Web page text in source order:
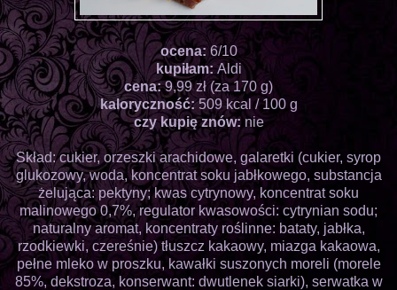
ocena: 6/10
kupiłam:Aldi
cena:9,99 zł (za 170 g)
kaloryczność:509 kcal / 100 g
czy kupię znów:nie
Skład: cukier, orzeszki arachidowe, galaretki (cukier, syrop
glukozowy, woda, koncentrat soku jabłkowego, substancja
żelująca: pektyny; kwas cytrynowy, koncentrat soku
malinowego 0,7%, regulator kwasowości: cytrynian sodu;
naturalny aromat, koncentraty roślinne: bataty, jabłka,
rzodkiewki, czereśnie) tłuszcz kakaowy, miazga kakaowa,
pełne mleko w proszku, kawałki suszonych moreli (morele
85%, dekstroza, konserwant: dwutlenek siarki), serwatka w